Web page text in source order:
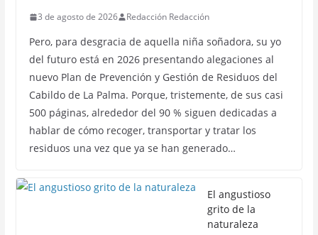
3 de agosto de 2026 Redacción Redacción
Pero, para desgracia de aquella niña soñadora, su yo
del futuro está en 2026 presentando alegaciones al
nuevo Plan de Prevención y Gestión de Residuos del
Cabildo de La Palma. Porque, tristemente, de sus casi
500 páginas, alrededor del 90 % siguen dedicadas a
hablar de cómo recoger, transportar y tratar los
residuos una vez que ya se han generado…
El angustioso
grito de la
naturaleza